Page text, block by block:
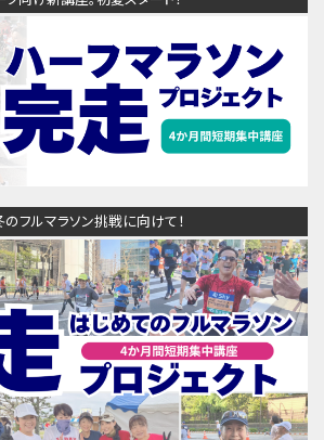
フルマラソン挑戦に向けて！